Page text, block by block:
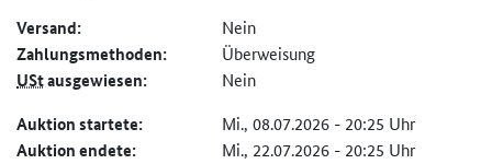
Versand: Nein
Zahlungs­methoden: Überweisung
UStausgewiesen: Nein
Auktion startete: Mi., 08.07.2026 - 20:25 Uhr
Auktion endete: Mi., 22.07.2026 - 20:25 Uhr